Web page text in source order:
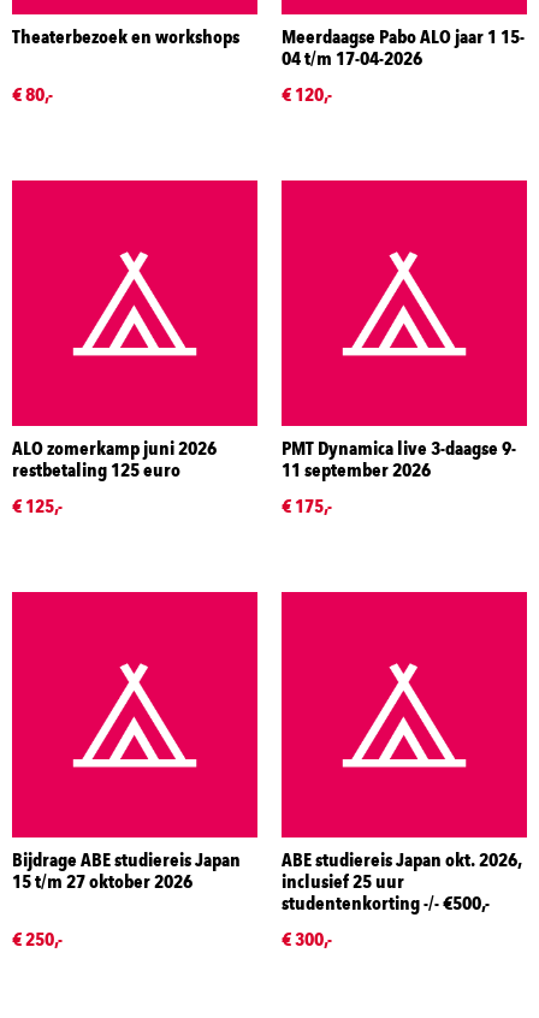
Theaterbezoek en workshops
€ 80,-
Meerdaagse Pabo ALO jaar 1 15-
04 t/m 17-04-2026
€ 120,-
ALO zomerkamp juni 2026
restbetaling 125 euro
€ 125,-
PMT Dynamica live 3-daagse 9-
11 september 2026
€ 175,-
Bijdrage ABE studiereis Japan
15 t/m 27 oktober 2026
€ 250,-
ABE studiereis Japan okt. 2026,
inclusief 25 uur
studentenkorting -/- €500,-
€ 300,-